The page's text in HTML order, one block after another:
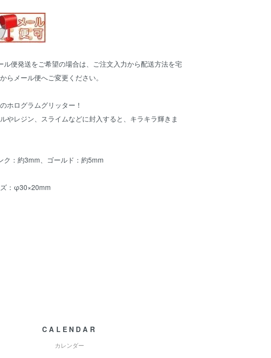
ル便発送をご希望の場合は、ご注文入力から配送方法を宅
らメール便へご変更ください。
ホログラムグリッター！
やレジン、スライムなどに封入すると、キラキラ輝きま
ク：約3mm、ゴールド：約5mm
：φ30×20mm
CALENDAR
カレンダー